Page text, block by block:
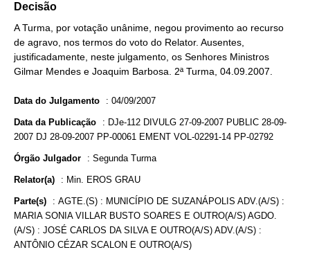
Decisão
A Turma, por votação unânime, negou provimento ao recurso
de agravo, nos termos do voto do Relator. Ausentes,
justificadamente, neste julgamento, os Senhores Ministros
Gilmar Mendes e Joaquim Barbosa. 2ª Turma, 04.09.2007.
Data do Julgamento : 04/09/2007
Data da Publicação : DJe-112 DIVULG 27-09-2007 PUBLIC 28-09-
2007 DJ 28-09-2007 PP-00061 EMENT VOL-02291-14 PP-02792
Órgão Julgador : Segunda Turma
Relator(a) : Min. EROS GRAU
Parte(s) : AGTE.(S) : MUNICÍPIO DE SUZANÁPOLIS ADV.(A/S) :
MARIA SONIA VILLAR BUSTO SOARES E OUTRO(A/S) AGDO.
(A/S) : JOSÉ CARLOS DA SILVA E OUTRO(A/S) ADV.(A/S) :
ANTÔNIO CÉZAR SCALON E OUTRO(A/S)